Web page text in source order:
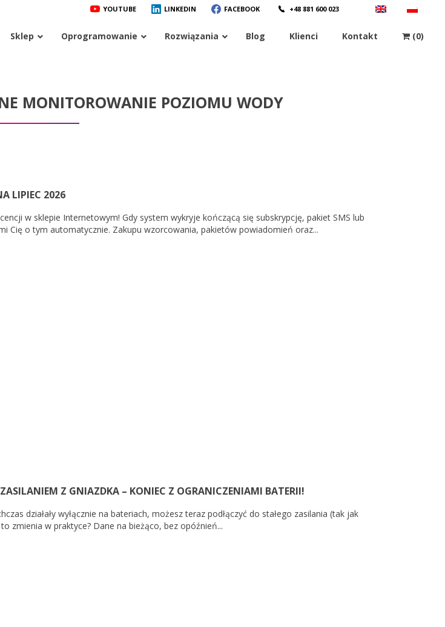
YOUTUBE LINKEDIN FACEBOOK +48 881 600 023
Sklep Oprogramowanie Rozwiązania Blog Klienci Kontakt (0)
MONITOROWANIE POZIOMU WODY
LIPIEC 2026
w sklepie Internetowym! Gdy system wykryje kończącą się subskrypcję, pakiet SMS lub
Cię o tym automatycznie. Zakupu wzorcowania, pakietów powiadomień oraz...
ZASILANIEM Z GNIAZDKA – KONIEC Z OGRANICZENIAMI BATERII!
działały wyłącznie na bateriach, możesz teraz podłączyć do stałego zasilania (tak jak
zmienia w praktyce? Dane na bieżąco, bez opóźnień...